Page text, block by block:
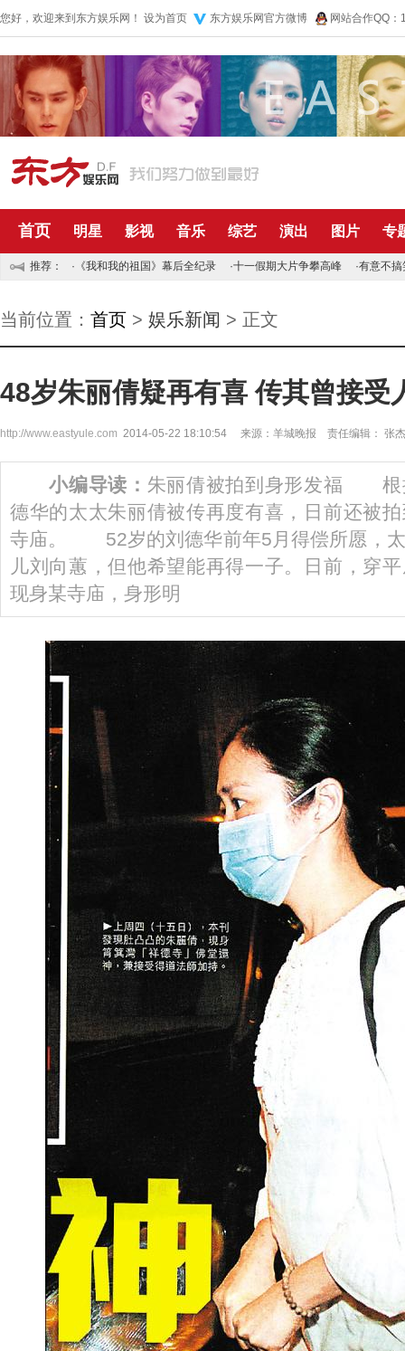
您好，欢迎来到东方娱乐网！ 设为首页 东方娱乐网官方微博 网站合作QQ
首页 明星 影视 音乐 综艺 演出 图片 专
推荐： · 《我和我的祖国》幕后全纪录 ·十一假期大片争攀高峰 ·有意不搞
当前位置： 首页 > 娱乐新闻 > 正文
48岁朱丽倩疑再有喜 传其曾接受
http://www.eastyule.com 2014-05-22 18:10:54 来源：羊城晚报 责任编辑： 张杰
小编导读： 朱丽倩被拍到身形发福 根
德华的太太朱丽倩被传再度有喜，日前还被
寺庙。 52岁的刘德华前年5月得偿所愿，太
儿刘向蕙，但他希望能再得一子。日前，穿
现身某寺庙，身形明